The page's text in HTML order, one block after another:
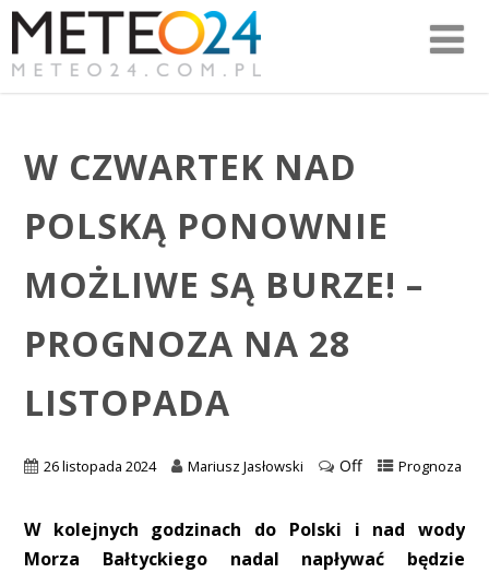
W CZWARTEK NAD
POLSKĄ PONOWNIE
MOŻLIWE SĄ BURZE! –
PROGNOZA NA 28
LISTOPADA
26 listopada 2024 Mariusz Jasłowski Off Prognoza
W kolejnych godzinach do Polski i nad wody
Morza Bałtyckiego nadal napływać będzie